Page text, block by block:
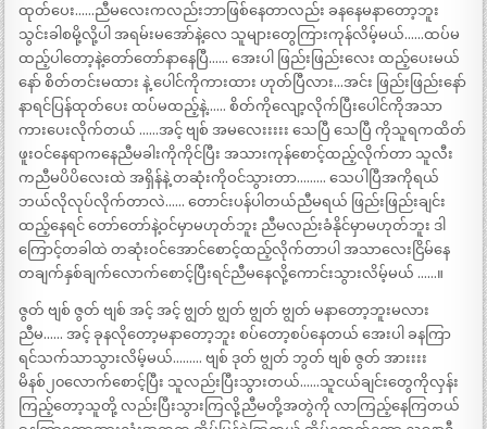
ထုတ်ပေး……ညီမလေးကလည်းဘာဖြစ်နေတာလည်း ခနနေမနာတော့ဘူး
သွင်းခါစမို့လို့ပါ အရမ်းမအော်နဲ့လေ သူများတွေကြားကုန်လိမ့်မယ်……ထပ်မ
ထည့်ပါတော့နဲ့တော်တော်နာနေပြီ…… အေးပါ ဖြည်းဖြည်းလေး ထည့်ပေးမယ်
နော် စိတ်တင်းမထား နဲ့ ပေါင်ကိုကားထား ဟုတ်ပြီလား…အင်း ဖြည်းဖြည်းနော်
နာရင်ပြန်ထုတ်ပေး ထပ်မထည့်နဲ့…… စိတ်ကိုလျော့လိုက်ပြီးပေါင်ကိုအသာ
ကားပေးလိုက်တယ် ……အင့် ဗျစ် အမလေးးးးး သေပြီ သေပြီ ကိုသူရကထိတ်
ဖူးဝင်နေရာကနေညီမခါးကိုကိုင်ပြီး အသားကုန်စောင့်ထည့်လိုက်တာ သူလီး
ကညီမပိပိလေးထဲ အရှိန်နဲ့ တဆုံးကိုဝင်သွားတာ……… သေပါပြီအကိုရယ်
ဘယ်လိုလုပ်လိုက်တာလဲ…… တောင်းပန်ပါတယ်ညီမရယ် ဖြည်းဖြည်းချင်း
ထည့်နေရင် တော်တော်နဲ့ဝင်မှာမဟုတ်ဘူး ညီမလည်းခံနိုင်မှာမဟုတ်ဘူး ဒါ
ကြောင့်တခါထဲ တဆုံးဝင်အောင်စောင့်ထည့်လိုက်တာပါ အသာလေးငြိမ်နေ
တချက်နှစ်ချက်လောက်စောင့်ပြီးရင်ညီမနေလို့ကောင်းသွားလိမ့်မယ် ……။
ဇွတ် ဗျစ် ဇွတ် ဗျစ် အင့် အင့် ဗျွတ် ဗျွတ် ဗျွတ် ဗျွတ် မနာတော့ဘူးမလား
ညီမ…… အင့် ခုနလိုတော့မနာတော့ဘူး စပ်တော့စပ်နေတယ် အေးပါ ခနကြာ
ရင်သက်သာသွားလိမ့်မယ်……… ဗျစ် ဒုတ် ဗျွတ် ဘွတ် ဗျစ် ဇွတ် အားးးး
မိနစ်၂၀လောက်စောင့်ပြီး သူလည်းပြီးသွားတယ်……သူငယ်ချင်းတွေကိုလှန်း
ကြည့်တော့သူတို့ လည်းပြီးသွားကြလို့ညီမတို့အတွဲကို လာကြည့်နေကြတယ်